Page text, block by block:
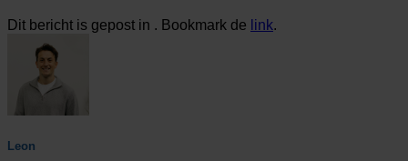
Dit bericht is gepost in . Bookmark de link.
Leon